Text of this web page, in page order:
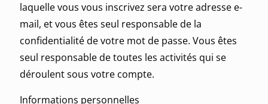
laquelle vous vous inscrivez sera votre adresse e-
mail, et vous êtes seul responsable de la
confidentialité de votre mot de passe. Vous êtes
seul responsable de toutes les activités qui se
déroulent sous votre compte.
Informations personnelles